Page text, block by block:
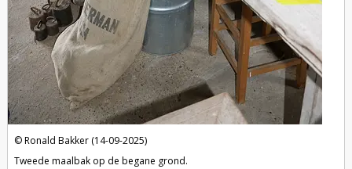
Ronald Bakker (14-09-2025)
Tweede maalbak op de begane grond.